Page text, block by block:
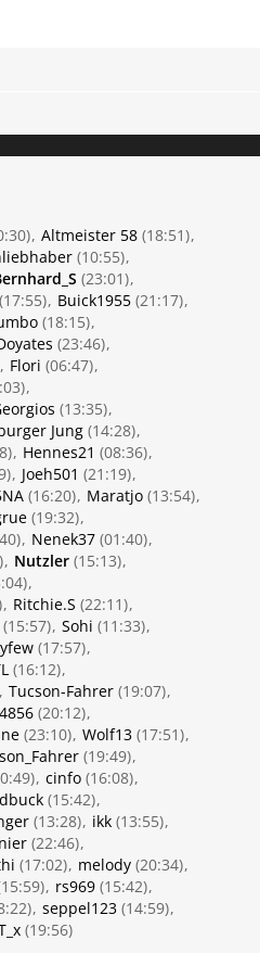
Altmeister 58 (18:51)
(10:55)
(23:01)
(17:55) Buick1955 (21:17)
(18:15)
(23:46)
Flori (06:47)
(13:35)
Jung (14:28)
Hennes21 (08:36)
Joeh501 (21:19)
(16:20) Maratjo (13:54)
(19:32)
Nenek37 (01:40)
Nutzler (15:13)
Ritchie.S (22:11)
(15:57) Sohi (11:33)
(17:57)
(16:12)
Tucson-Fahrer (19:07)
(20:12)
(23:10) Wolf13 (17:51)
(19:49)
cinfo (16:08)
dbuck (15:42)
(13:28) ikk (13:55)
(22:46)
(17:02) melody (20:34)
rs969 (15:42)
seppel123 (14:59)
(19:56)